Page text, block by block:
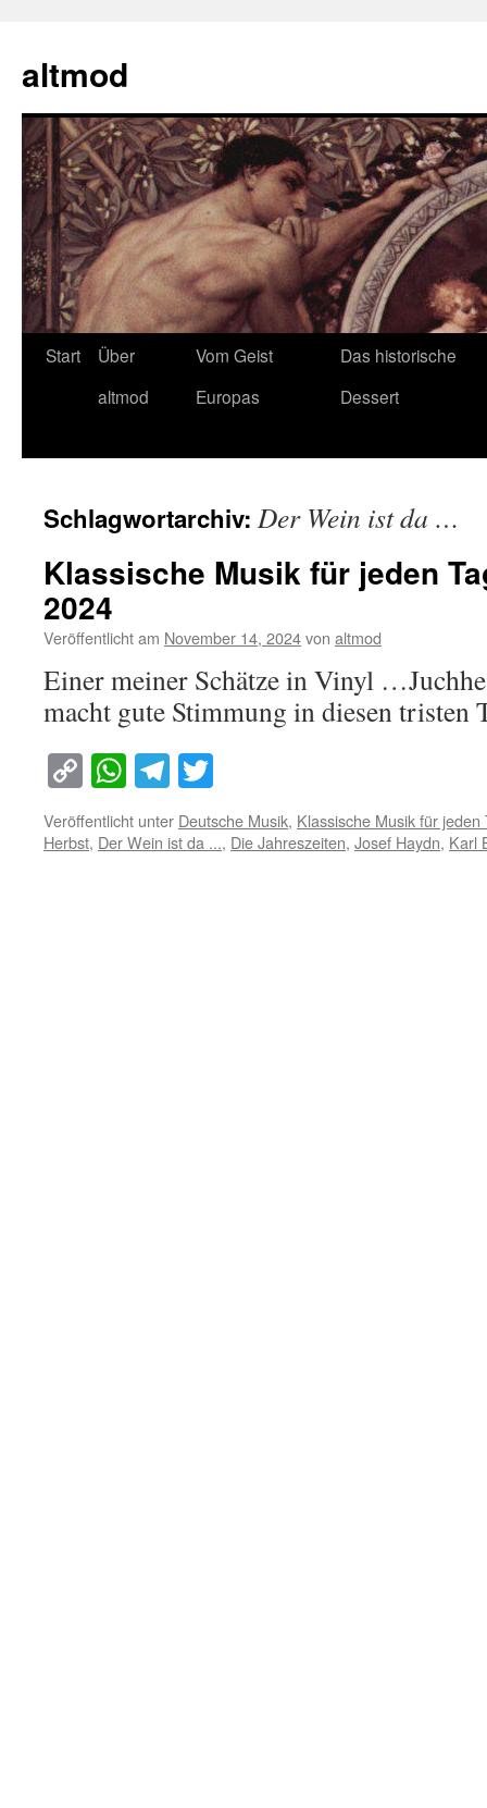
springen
altmod
Start
Über
altmod
Vom Geist
Europas
Das historische
Dessert
Schlagwortarchiv: Der Wein ist da …
Klassische Musik für jeden
2024
Veröffentlicht am November 14, 2024von altmod
Einer meiner Schätze in Vinyl
macht gute Stimmung in diesen tristen
Copy
Link
WhatsApp
Telegram
Veröffentlicht unter Deutsche Musik, Klassische Musik für jeden
Herbst, Der Wein ist da ..., Die Jahreszeiten, Josef Haydn, Karl